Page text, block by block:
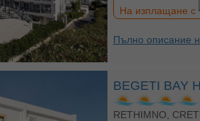
На изплащане с
Пълно описание
BEGETI BAY
RETHIMNO,